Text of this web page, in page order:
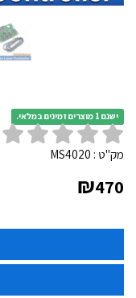
ישנם 1 מוצרים זמינים במלאי.
מק"ט : MS4020
₪470